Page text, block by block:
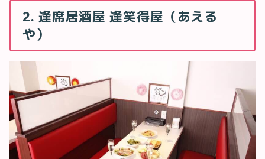
2. 逢席居酒屋 逢笑得屋（あえる
や）